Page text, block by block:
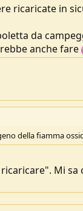
ricaricate in
da
anche fare
della fiamma
Mi sa